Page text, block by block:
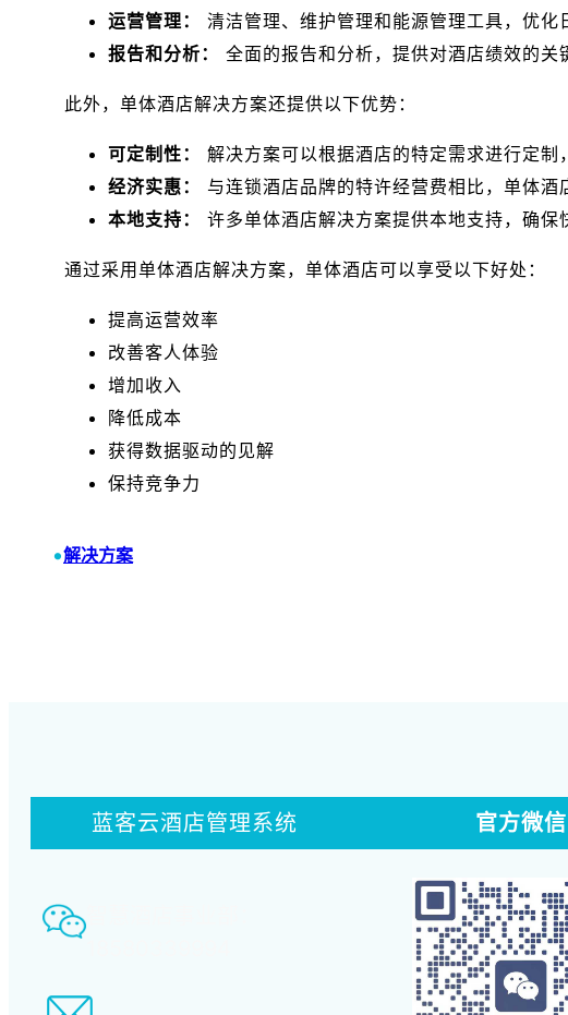
运营管理：
清洁管理、维护管理和能源管理工具，优化
报告和分析：
全面的报告和分析，提供对酒店绩效的关
此外，单体酒店解决方案还提供以下优势：
可定制性：
解决方案可以根据酒店的特定需求进行定制
经济实惠：
与连锁酒店品牌的特许经营费相比，单体酒
本地支持：
许多单体酒店解决方案提供本地支持，确保
通过采用单体酒店解决方案，单体酒店可以享受以下好处：
提高运营效率
改善客人体验
增加收入
降低成本
获得数据驱动的见解
保持竞争力
•解决方案
蓝客云酒店管理系统
智慧酒店事业部：
官方微信